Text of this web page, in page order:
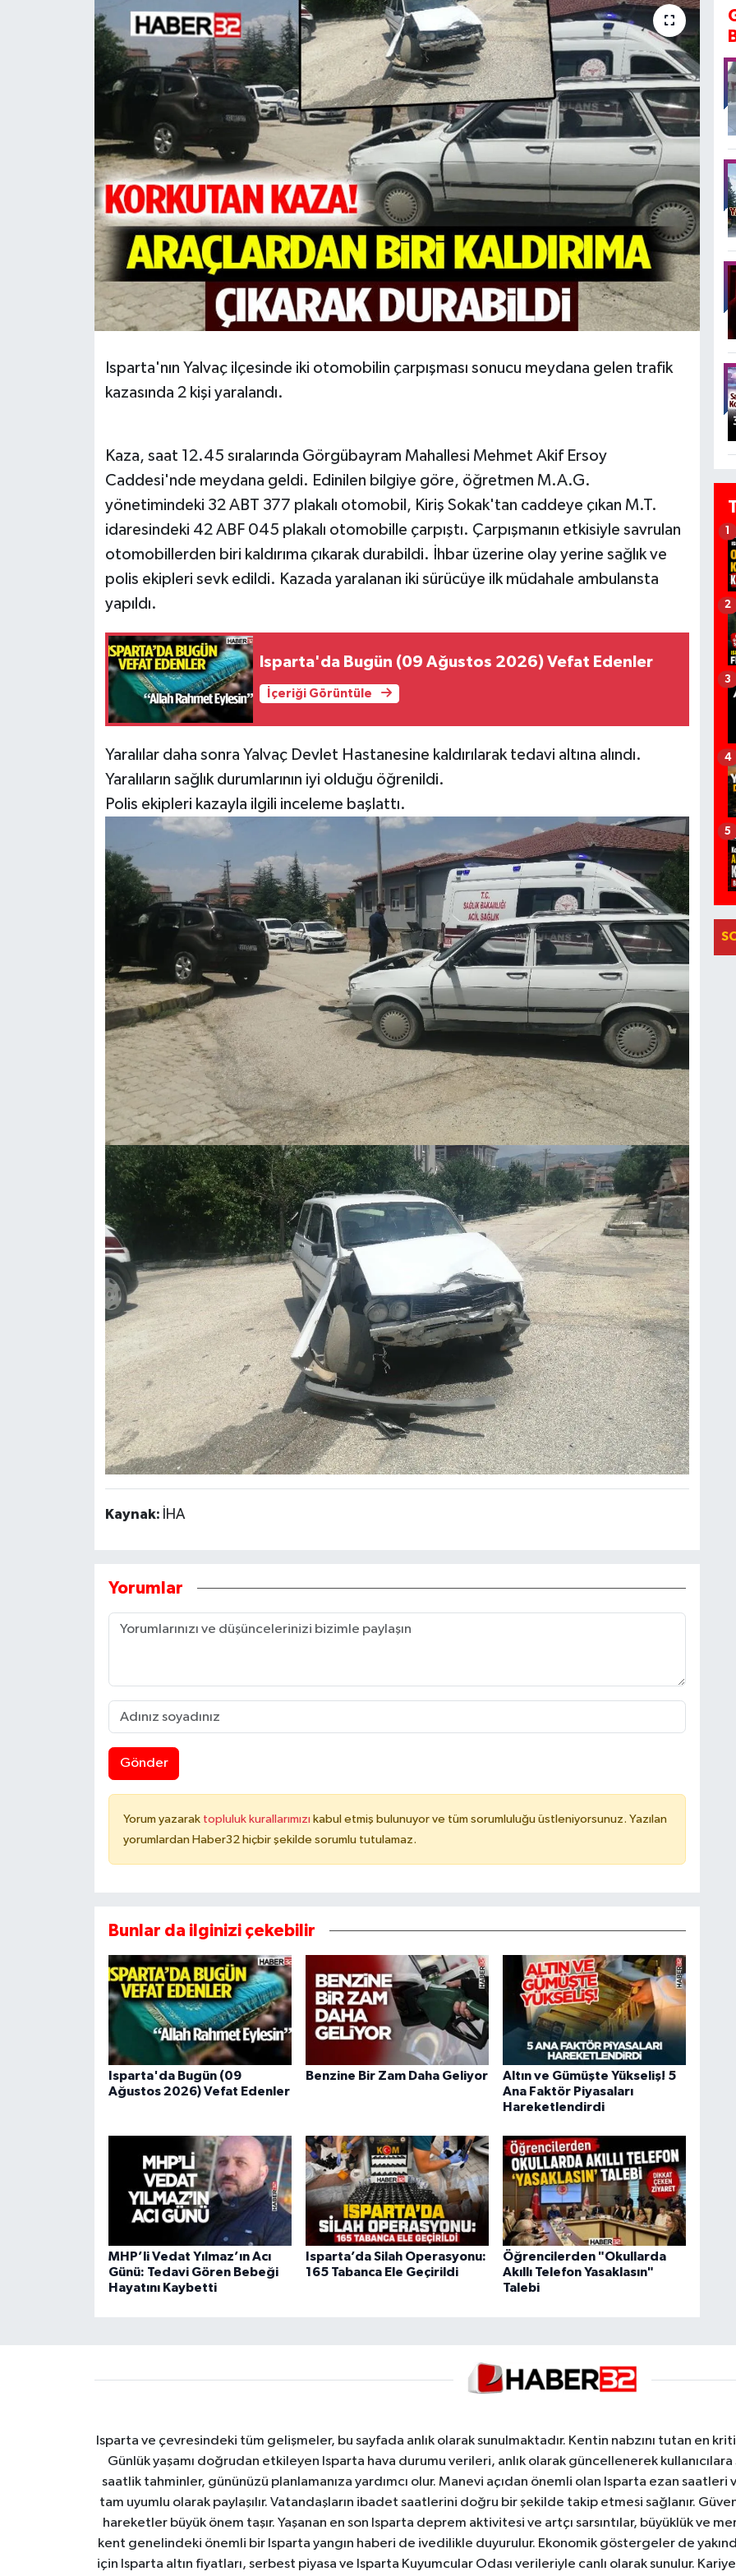
Isparta'nın Yalvaç ilçesinde iki otomobilin çarpışması sonucu meydana gelen trafik
kazasında 2 kişi yaralandı.
Kaza, saat 12.45 sıralarında Görgübayram Mahallesi Mehmet Akif Ersoy
Caddesi'nde meydana geldi. Edinilen bilgiye göre, öğretmen M.A.G.
yönetimindeki 32 ABT 377 plakalı otomobil, Kiriş Sokak'tan caddeye çıkan M.T.
idaresindeki 42 ABF 045 plakalı otomobille çarpıştı. Çarpışmanın etkisiyle savrulan
otomobillerden biri kaldırıma çıkarak durabildi. İhbar üzerine olay yerine sağlık ve
polis ekipleri sevk edildi. Kazada yaralanan iki sürücüye ilk müdahale ambulansta
yapıldı.
Isparta'da Bugün (09 Ağustos 2026) Vefat Edenler
İçeriği Görüntüle
Yaralılar daha sonra Yalvaç Devlet Hastanesine kaldırılarak tedavi altına alındı.
Yaralıların sağlık durumlarının iyi olduğu öğrenildi.
Polis ekipleri kazayla ilgili inceleme başlattı.
Kaynak: İHA
Yorumlar
Gönder
Yorum yazarak topluluk kurallarımızı kabul etmiş bulunuyor ve tüm sorumluluğu üstleniyorsunuz. Yazılan
yorumlardan Haber32 hiçbir şekilde sorumlu tutulamaz.
Bunlar da ilginizi çekebilir
Isparta'da Bugün (09
Ağustos 2026) Vefat Edenler
Benzine Bir Zam Daha Geliyor
Altın ve Gümüşte Yükseliş! 5
Ana Faktör Piyasaları
Hareketlendirdi
MHP’li Vedat Yılmaz’ın Acı
Günü: Tedavi Gören Bebeği
Hayatını Kaybetti
Isparta’da Silah Operasyonu:
165 Tabanca Ele Geçirildi
Öğrencilerden "Okullarda
Akıllı Telefon Yasaklasın"
Talebi
1
2
3
4
5
Isparta ve çevresindeki tüm gelişmeler, bu sayfada anlık olarak sunulmaktadır. Kentin nabzını tutan en
Günlük yaşamı doğrudan etkileyen Isparta hava durumu verileri, anlık olarak güncellenerek
saatlik tahminler, gününüzü planlamanıza yardımcı olur. Manevi açıdan önemli olan Isparta ezan
tam uyumlu olarak paylaşılır. Vatandaşların ibadet saatlerini doğru bir şekilde takip etmesi sağlanır.
hareketler büyük önem taşır. Yaşanan en son Isparta deprem aktivitesi ve artçı sarsıntılar, büyüklük ve
kent genelindeki önemli bir Isparta yangın haberi de ivedilikle duyurulur. Ekonomik göstergeler de
için Isparta altın fiyatları, serbest piyasa ve Isparta Kuyumcular Odası verileriyle canlı olarak sunulur.
HABERDE İNSAN
MAGAZİN
POLİTİKA
RESMİ İLANLAR
SAĞLIK